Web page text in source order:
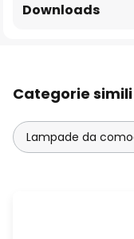
Downloads
Categorie simili
Lampade da